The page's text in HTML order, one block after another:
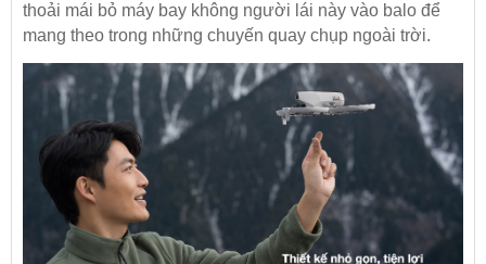
thoải mái bỏ máy bay không người lái này vào balo để
mang theo trong những chuyến quay chụp ngoài trời.